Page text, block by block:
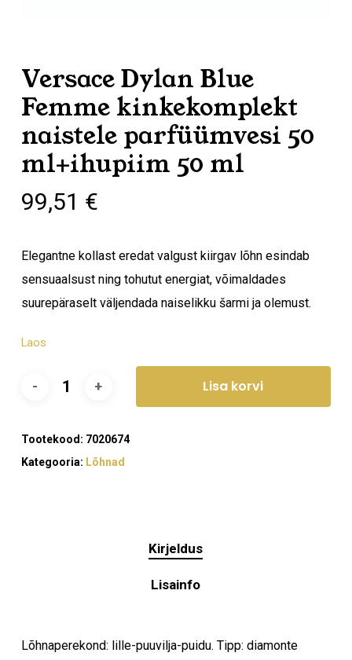
Versace Dylan Blue
Femme kinkekomplekt
naistele parfüümvesi 50
ml+ihupiim 50 ml
99,51 €
Elegantne kollast eredat valgust kiirgav lõhn esindab
sensuaalsust ning tohutut energiat, võimaldades
suurepäraselt väljendada naiselikku šarmi ja olemust.
Laos
Lisa korvi
Tootekood: 7020674
Kategooria: Lõhnad
Kirjeldus
Lisainfo
Lõhnaperekond: lille-puuvilja-puidu. Tipp: diamonte